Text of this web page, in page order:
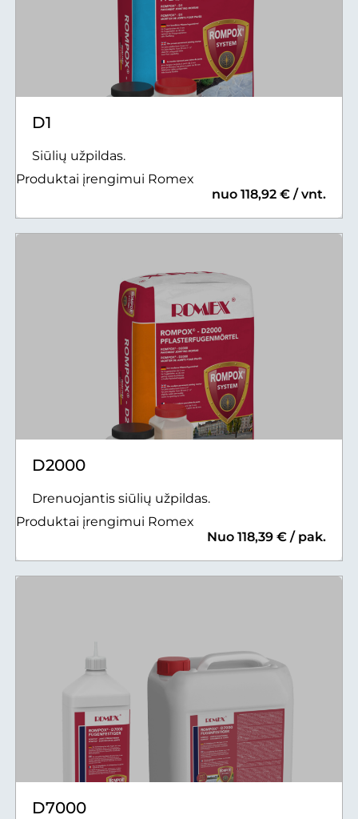
D1
Siūlių užpildas.
Produktai įrengimui Romex
nuo 118,92 € / vnt.
D2000
Drenuojantis siūlių užpildas.
Produktai įrengimui Romex
Nuo 118,39 € / pak.
D7000